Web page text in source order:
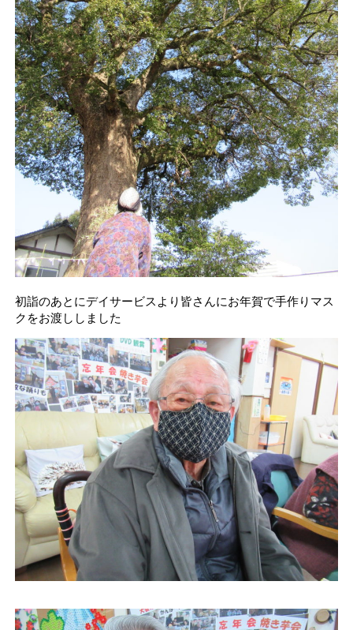
初詣のあとにデイサービスより皆さんにお年賀で手作りマス
クをお渡ししました